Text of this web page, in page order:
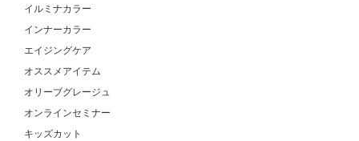
イルミナカラー
インナーカラー
エイジングケア
オススメアイテム
オリーブグレージュ
オンラインセミナー
キッズカット